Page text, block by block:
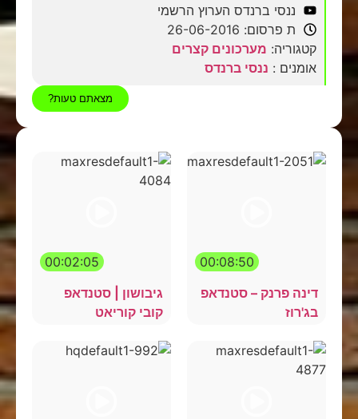
ננסי ברנדס הערוץ הרשמי
ת פרסום: 26-06-2016
קטגוריה: מערכונים קצרים
אומנים : ננסי ברנדס
מצאתם טעות?
00:08:50
דינה פרנק – סטנדאפ
בג'רוז
00:02:05
גיבושון | סטנדאפ
קובי קוריאט